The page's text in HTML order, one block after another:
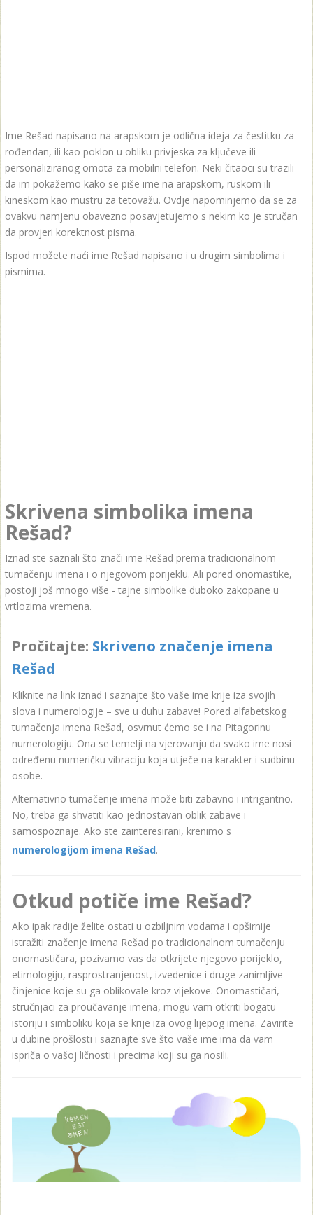
Ime Rešad napisano na arapskom je odlična ideja za čestitku za
rođendan, ili kao poklon u obliku privjeska za ključeve ili
personaliziranog omota za mobilni telefon. Neki čitaoci su trazili
da im pokažemo kako se piše ime na arapskom, ruskom ili
kineskom kao mustru za tetovažu. Ovdje napominjemo da se za
ovakvu namjenu obavezno posavjetujemo s nekim ko je stručan
da provjeri korektnost pisma.
Ispod možete naći ime Rešad napisano i u drugim simbolima i
pismima.
Skrivena simbolika imena
Rešad?
Iznad ste saznali što znači ime Rešad prema tradicionalnom
tumačenju imena i o njegovom porijeklu. Ali pored onomastike,
postoji još mnogo više - tajne simbolike duboko zakopane u
vrtlozima vremena.
Pročitajte: Skriveno značenje imena
Rešad
Kliknite na link iznad i saznajte što vaše ime krije iza svojih
slova i numerologije – sve u duhu zabave! Pored alfabetskog
tumačenja imena Rešad, osvrnut ćemo se i na Pitagorinu
numerologiju. Ona se temelji na vjerovanju da svako ime nosi
određenu numeričku vibraciju koja utječe na karakter i sudbinu
osobe.
Alternativno tumačenje imena može biti zabavno i intrigantno.
No, treba ga shvatiti kao jednostavan oblik zabave i
samospoznaje. Ako ste zainteresirani, krenimo s
numerologijom imena Rešad.
Otkud potiče ime Rešad?
Ako ipak radije želite ostati u ozbiljnim vodama i opširnije
istražiti značenje imena Rešad po tradicionalnom tumačenju
onomastičara, pozivamo vas da otkrijete njegovo porijeklo,
etimologiju, rasprostranjenost, izvedenice i druge zanimljive
činjenice koje su ga oblikovale kroz vijekove. Onomastičari,
stručnjaci za proučavanje imena, mogu vam otkriti bogatu
istoriju i simboliku koja se krije iza ovog lijepog imena. Zavirite
u dubine prošlosti i saznajte sve što vaše ime ima da vam
ispriča o vašoj ličnosti i precima koji su ga nosili.